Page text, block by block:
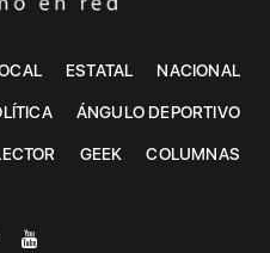
ESTATAL NACIONAL
ÁNGULO DEPORTIVO
GEEK COLUMNAS